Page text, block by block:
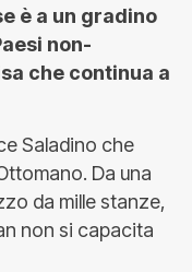
è a un gradino
non-
che continua a
Saladino che
Da una
da mille stanze,
non si capacita